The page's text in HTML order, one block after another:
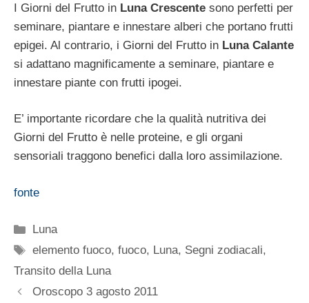
I Giorni del Frutto in Luna Crescente sono perfetti per
seminare, piantare e innestare alberi che portano frutti
epigei. Al contrario, i Giorni del Frutto in Luna Calante
si adattano magnificamente a seminare, piantare e
innestare piante con frutti ipogei.
E’ importante ricordare che la qualità nutritiva dei
Giorni del Frutto è nelle proteine, e gli organi
sensoriali traggono benefici dalla loro assimilazione.
fonte
Categorie
Luna
Tag
elemento fuoco,fuoco, Luna, Segni zodiacali,
Transito della Luna
Oroscopo 3 agosto 2011